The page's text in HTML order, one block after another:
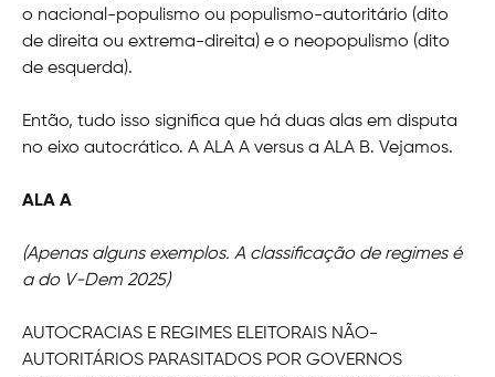
o nacional-populismo ou populismo-autoritário (dito
de direita ou extrema-direita) e o neopopulismo (dito
de esquerda).
Então, tudo isso significa que há duas alas em disputa
no eixo autocrático. A ALA A versus a ALA B. Vejamos.
ALA A
(Apenas alguns exemplos. A classificação de regimes é
a do V-Dem 2025)
AUTOCRACIAS E REGIMES ELEITORAIS NÃO-
AUTORITÁRIOS PARASITADOS POR GOVERNOS